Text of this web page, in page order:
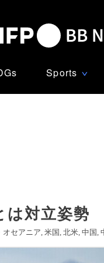
Sports ∨
は対立姿勢
オセアニア 米国 北米 中国